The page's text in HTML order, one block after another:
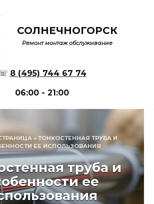
СОЛНЕЧНОГОРСК
Ремонт монтаж обслуживание
8 (495) 744 67 74
06:00 - 21:00
» ТОНКОСТЕННАЯ ТРУБА И
ЕЕ ИСПОЛЬЗОВАНИЯ
труба и
ее